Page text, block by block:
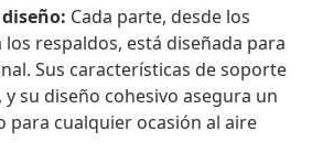
Cada parte, desde los
respaldos, está diseñada para
Sus características de soporte
su diseño cohesivo asegura un
para cualquier ocasión al aire